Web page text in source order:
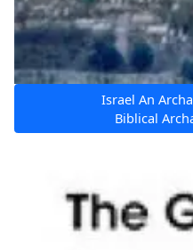
Israel An
Biblical